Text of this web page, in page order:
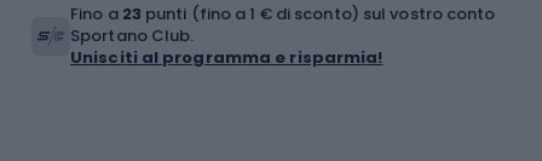
Fino a 23 punti (fino a 1 € di sconto) sul vostro conto
Sportano Club.
Unisciti al programma e risparmia!